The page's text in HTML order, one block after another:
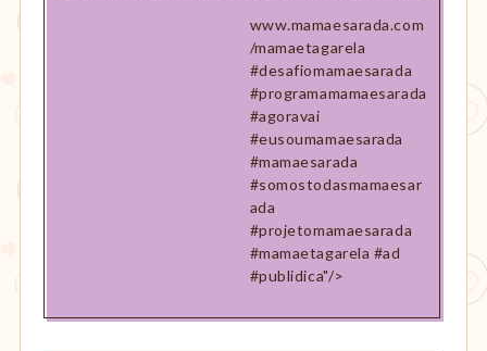
www.mamaesarada.com
/mamaetagarela
#desafiomamaesarada
#programamamaesarada
#agoravai
#eusoumamaesarada
#mamaesarada
#somostodasmamaesar
ada
#projetomamaesarada
#mamaetagarela #ad
#publidica"/>